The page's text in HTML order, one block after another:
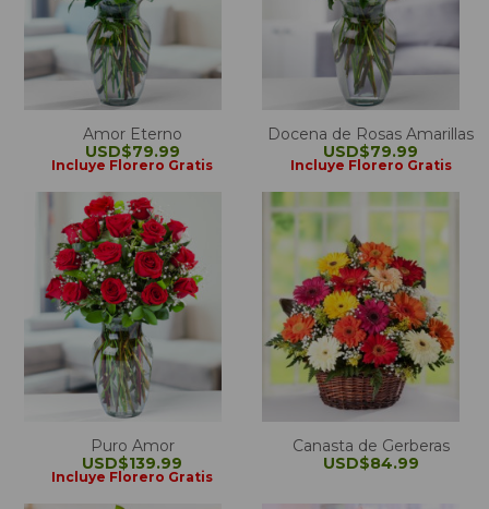
Amor Eterno
USD$79.99
Incluye Florero Gratis
Docena de Rosas Amarillas
USD$79.99
Incluye Florero Gratis
Puro Amor
USD$139.99
Incluye Florero Gratis
Canasta de Gerberas
USD$84.99